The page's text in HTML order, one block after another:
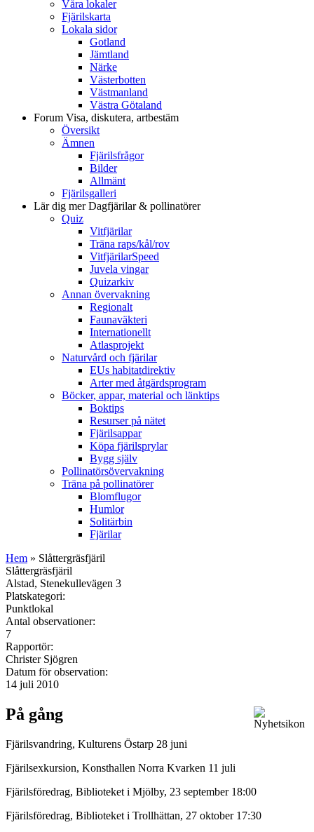
Våra lokaler
Fjärilskarta
Lokala sidor
Gotland
Jämtland
Närke
Västerbotten
Västmanland
Västra Götaland
Forum Visa, diskutera, artbestäm
Översikt
Ämnen
Fjärilsfrågor
Bilder
Allmänt
Fjärilsgalleri
Lär dig merDagfjärilar & pollinatörer
Quiz
Vitfjärilar
Träna raps/kål/rov
VitfjärilarSpeed
Juvela vingar
Quizarkiv
Annan övervakning
Regionalt
Faunaväkteri
Internationellt
Atlasprojekt
Naturvård och fjärilar
EUs habitatdirektiv
Arter med åtgärdsprogram
Böcker, appar, material och länktips
Boktips
Resurser på nätet
Fjärilsappar
Köpa fjärilsprylar
Bygg själv
Pollinatörsövervakning
Träna på pollinatörer
Blomflugor
Humlor
Solitärbin
Fjärilar
Hem » Slåttergräsfjäril
Slåttergräsfjäril
Alstad, Stenekullevägen 3
Platskategori:
Punktlokal
Antal observationer:
7
Rapportör:
Christer Sjögren
Datum för observation:
14 juli 2010
På gång
Fjärilsvandring, Kulturens Östarp 28 juni
Fjärilsexkursion, Konsthallen Norra Kvarken 11 juli
Fjärilsföredrag, Biblioteket i Mjölby, 23 september 18:00
Fjärilsföredrag, Biblioteket i Trollhättan, 27 oktober 17:30